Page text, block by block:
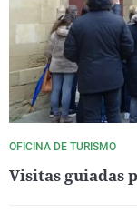
OFICINA DE TURISMO
Visitas guiadas